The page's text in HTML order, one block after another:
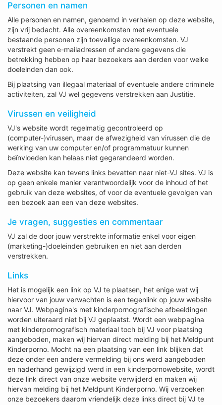
Personen en namen
Alle personen en namen, genoemd in verhalen op deze website,
zijn vrij bedacht. Alle overeenkomsten met eventuele
bestaande personen zijn toevallige overeenkomsten. VJ
verstrekt geen e-mailadressen of andere gegevens die
betrekking hebben op haar bezoekers aan derden voor welke
doeleinden dan ook.
Bij plaatsing van illegaal materiaal of eventuele andere criminele
activiteiten, zal VJ wel gegevens verstrekken aan Justitie.
Virussen en veiligheid
VJ's website wordt regelmatig gecontroleerd op
(computer-)virussen, maar de afwezigheid van virussen die de
werking van uw computer en/of programmatuur kunnen
beïnvloeden kan helaas niet gegarandeerd worden.
Deze website kan tevens links bevatten naar niet-VJ sites. VJ is
op geen enkele manier verantwoordelijk voor de inhoud of het
gebruik van deze websites, of voor de eventuele gevolgen van
een bezoek aan een van deze websites.
Je vragen, suggesties en commentaar
VJ zal de door jouw verstrekte informatie enkel voor eigen
(marketing-)doeleinden gebruiken en niet aan derden
verstrekken.
Links
Het is mogelijk een link op VJ te plaatsen, het enige wat wij
hiervoor van jouw verwachten is een tegenlink op jouw website
naar VJ. Webpagina's met kinderpornografische afbeeldingen
worden uiteraard niet bij VJ geplaatst. Wordt een webpagina
met kinderpornografisch materiaal toch bij VJ voor plaatsing
aangeboden, maken wij hiervan direct melding bij het Meldpunt
Kinderporno. Mocht na een plaatsing van een link blijken dat
deze onder een andere vermelding bij ons werd aangeboden
en naderhand gewijzigd werd in een kinderpornowebsite, wordt
deze link direct van onze website verwijderd en maken wij
hiervan melding bij het Meldpunt Kinderporno. Wij verzoeken
onze bezoekers daarom vriendelijk deze links direct bij VJ te